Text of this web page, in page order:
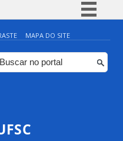
Simplifique!
Comunica BR
Participe
MAPA DO SITE